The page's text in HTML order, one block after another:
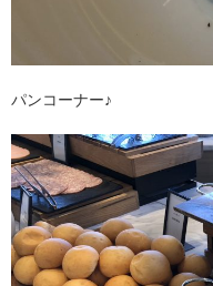
パンコーナー♪